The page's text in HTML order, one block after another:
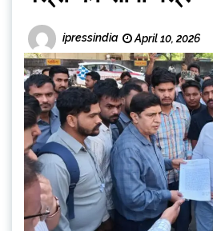
ipressindia April 10, 2026